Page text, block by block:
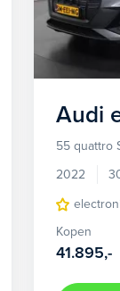
Audi
55 quattro
2022
Kopen
41.895,-